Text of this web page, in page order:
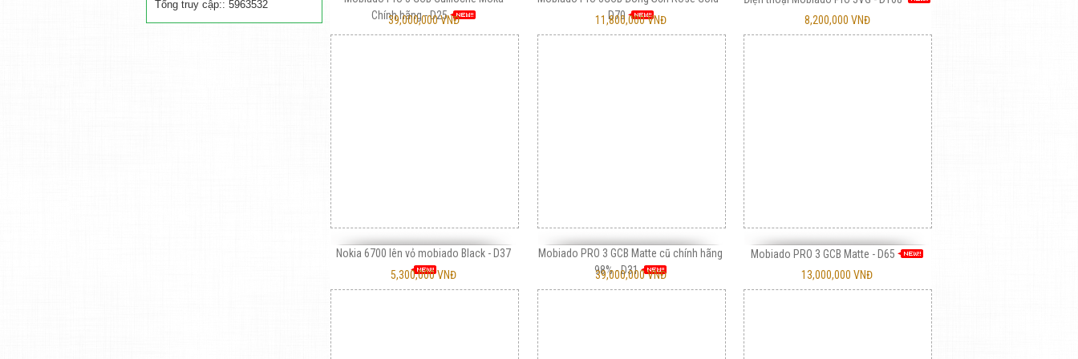
Tổng truy cập:: 5963532
Chính hãng - D25
39,000,000 VNĐ
D70
11,800,000 VNĐ
8,200,000 VNĐ
Nokia 6700 lên vỏ mobiado Black - D37
5,300,000 VNĐ
Mobiado PRO 3 GCB Matte cũ chính hãng
98% - D31
39,000,000 VNĐ
Mobiado PRO 3 GCB Matte - D65
13,000,000 VNĐ